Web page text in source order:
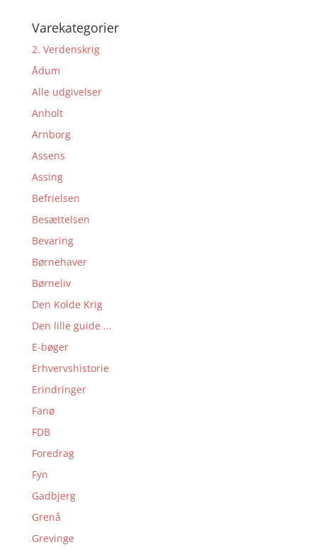
Varekategorier
2. Verdenskrig
Ådum
Alle udgivelser
Anholt
Arnborg
Assens
Assing
Befrielsen
Besættelsen
Bevaring
Børnehaver
Børneliv
Den Kolde Krig
Den lille guide ...
E-bøger
Erhvervshistorie
Erindringer
Fanø
FDB
Foredrag
Fyn
Gadbjerg
Grenå
Grevinge